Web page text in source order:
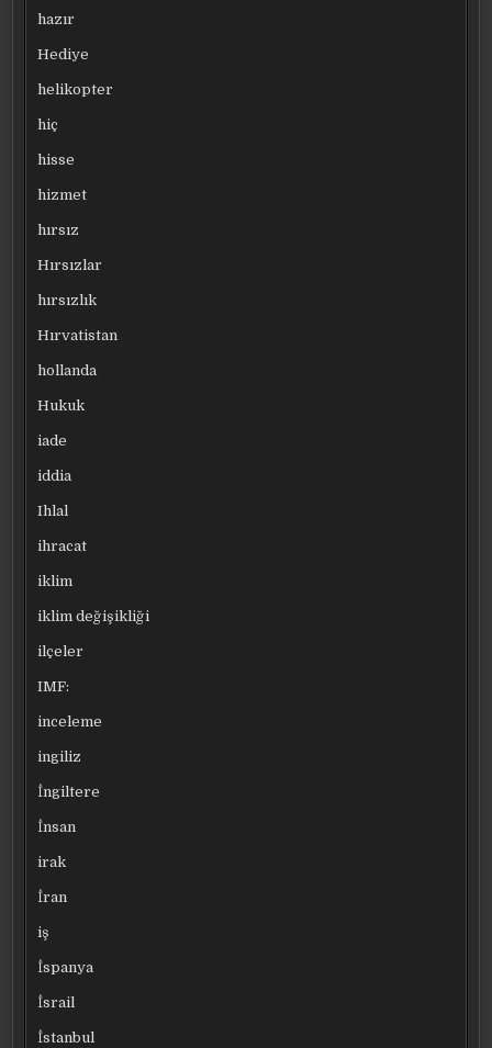
hazır
Hediye
helikopter
hiç
hisse
hizmet
hırsız
Hırsızlar
hırsızlık
Hırvatistan
hollanda
Hukuk
iade
iddia
Ihlal
ihracat
iklim
iklim değişikliği
ilçeler
IMF:
inceleme
ingiliz
İngiltere
İnsan
irak
İran
iş
İspanya
İsrail
İstanbul